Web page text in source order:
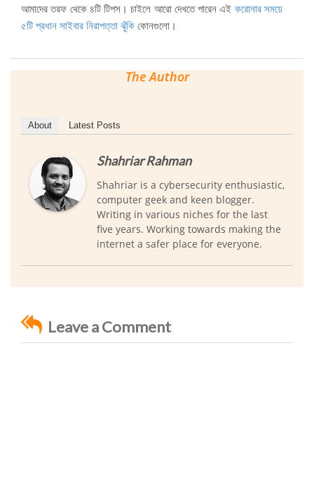
আমাদের তরফ থেকে ৪টি টিপস। চাইলে আরো দেখতে পারেন এই করোনার সময়ে
৫টি প্রধান সাইবার নিরাপত্তা ঝুঁকি কোনগুলো।
The Author
About Latest Posts
Shahriar Rahman
Shahriar is a cybersecurity enthusiastic,
computer geek and keen blogger.
Writing in various niches for the last
five years. Working towards making the
internet a safer place for everyone.
Leave a Comment